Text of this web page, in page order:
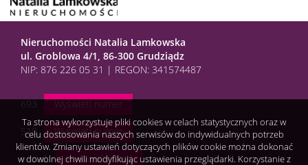
Nieruchomości Natalia Lamkowska
ul. Groblowa 4/1, 86-300 Grudziądz
NIP: 876 226 05 31 | REGON: 341574487
693 Wyświetl numer
510 Wyświetl numer
e-mail: Wyświetl e-mail
Ta strona wykorzystuje pliki cookies w celach statystycznych oraz w
celu dostosowania naszych serwisów do indywidualnych potrzeb
klientów. Zmiany ustawień dotyczących plików cookie można dokonać
w dowolnej chwili modyfikując ustawienia przeglądarki. Korzystanie z